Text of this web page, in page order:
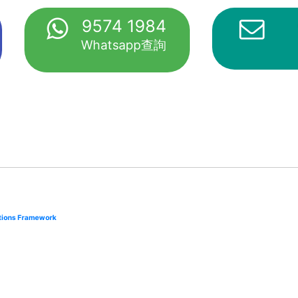
9574 1984
Whatsapp查詢
Framework